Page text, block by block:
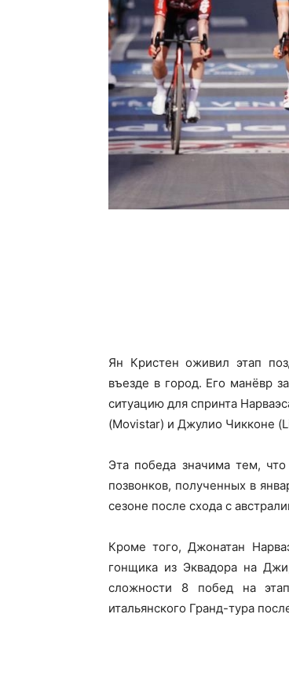
Ян Кристен оживил этап
въезде в город. Его манёвр
ситуацию для спринта
(Movistar) и Джулио Чикконе
Эта победа значима тем,
позвонков, полученных в
сезоне после схода с
Кроме того, Джонатан
гонщика из Эквадора на
сложности 8 побед на
итальянского Гранд-тура